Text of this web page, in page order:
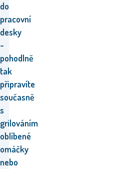
do
pracovní
desky
-
pohodlně
tak
připravíte
současně
s
grilováním
oblíbené
omáčky
nebo